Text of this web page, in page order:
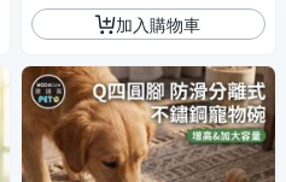
加入購物車